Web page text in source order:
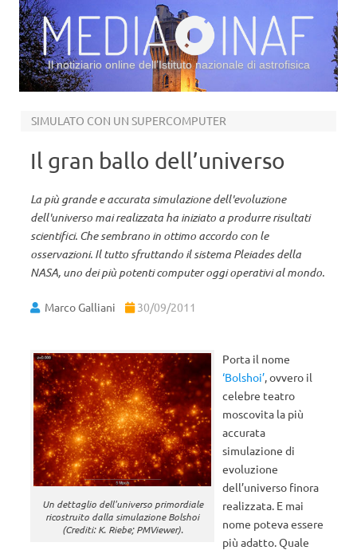
Il notiziario online dell’Istituto nazionale di astrofisica
SIMULATO CON UN SUPERCOMPUTER
Il gran ballo dell’universo
La più grande e accurata simulazione dell'evoluzione
dell'universo mai realizzata ha iniziato a produrre risultati
scientifici. Che sembrano in ottimo accordo con le
osservazioni. Il tutto sfruttando il sistema Pleiades della
NASA, uno dei più potenti computer oggi operativi al mondo.
Marco Galliani 30/09/2011
Un dettaglio dell'universo primordiale
ricostruito dalla simulazione Bolshoi
(Crediti: K. Riebe; PMViewer).
Porta il nome
‘Bolshoi’, ovvero il
celebre teatro
moscovita la più
accurata
simulazione di
evoluzione
dell’universo finora
realizzata. E mai
nome poteva essere
più adatto. Quale